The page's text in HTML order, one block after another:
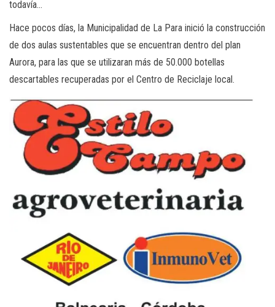
todavía…
Hace pocos días, la Municipalidad de La Para inició la construcción
de dos aulas sustentables que se encuentran dentro del plan
Aurora, para las que se utilizaran más de 50.000 botellas
descartables recuperadas por el Centro de Reciclaje local.